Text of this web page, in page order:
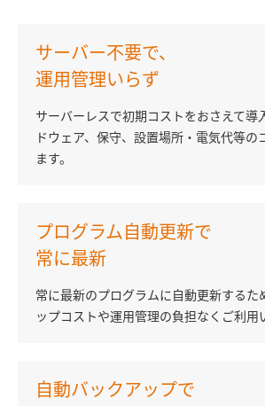
サーバー不要で、
運用管理いらず
サーバーレスで初期コストをおさえて導
ドウェア、保守、設置場所・電気代等の
ます。
プログラム自動更新で
常に最新
常に最新のプログラムに自動更新するた
ップコストや運用管理の負担なくご利用
自動バックアップで